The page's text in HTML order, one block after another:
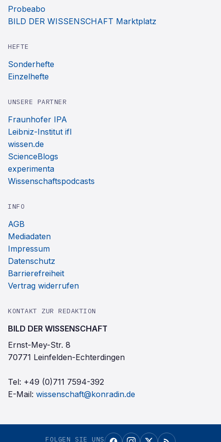
Probeabo
BILD DER WISSENSCHAFT Marktplatz
HEFTE
Sonderhefte
Einzelhefte
UNSERE PARTNER
Fraunhofer IPA
Leibniz-Institut ifl
wissen.de
ScienceBlogs
experimenta
Wissenschaftspodcasts
INFO
AGB
Mediadaten
Impressum
Datenschutz
Barrierefreiheit
Vertrag widerrufen
KONTAKT ZUR REDAKTION
BILD DER WISSENSCHAFT
Ernst-Mey-Str. 8
70771 Leinfelden-Echterdingen
Tel: +49 (0)711 7594-392
E-Mail: wissenschaft@konradin.de
FOLGEN SIE UNS